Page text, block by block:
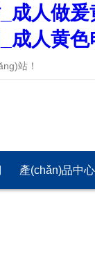
成人做
成人黄
站！
產(chǎn)品中心